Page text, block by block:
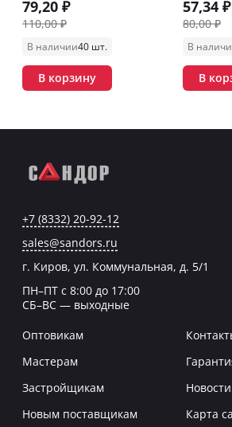
79,20 ₽
110,00 ₽
В наличии40 шт.
В корзину
57,34 ₽
80,00 ₽
В
В
+7 (8332) 20-92-12
sales@sandors.ru
г. Киров, ул. Коммунальная, д. 5/1
ПН–ПТ с 8:00 до 17:00
СБ–ВС — выходные
Оптовикам
Мастерам
Застройщикам
Новым поставщикам
Новости
Карта